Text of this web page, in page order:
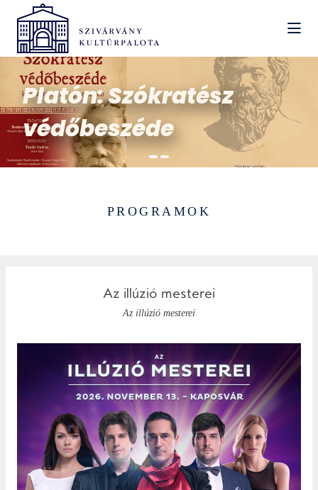
Platón: Szókratész
védőbeszéde
itemitem
PROGRAMOK
Az illúzió mesterei
Az illúzió mesterei